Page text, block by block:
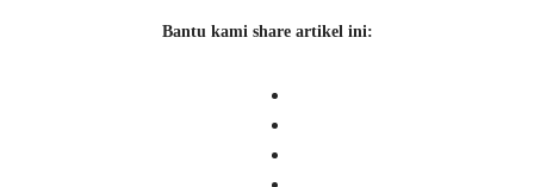
Bantu kami share artikel ini: